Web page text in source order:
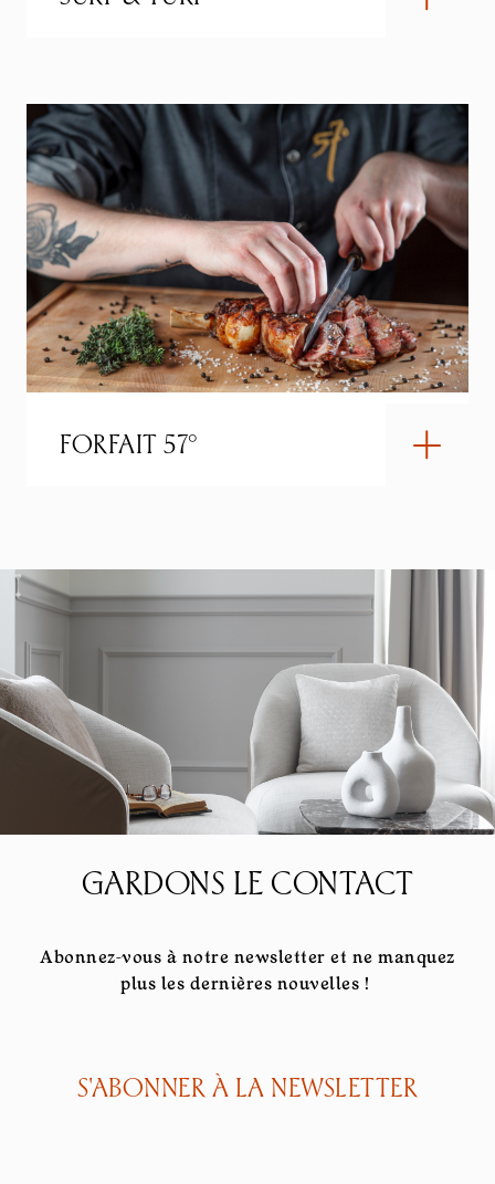
FORFAIT 57°
GARDONS LE CONTACT
Abonnez-vous à notre newsletter et ne manquez
plus les dernières nouvelles !
S'ABONNER À LA NEWSLETTER